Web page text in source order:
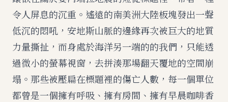
令人屏息的沉重。遙遠的南美洲大陸板塊發出一聲
低沉的悶吼，安地斯山脈的邊緣再次被巨大的地質
力量撕扯，而身處於海洋另一端的的我們，只能透
過微小的螢幕視窗，去拼湊那場翻天覆地的空間崩
塌。那些被壓扁在標題裡的傷亡人數，每一個單位
都曾是一個擁有呼吸、擁有房間、擁有早晨咖啡香